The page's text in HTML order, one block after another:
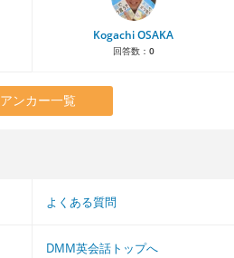
Kogachi OSAKA
回答数： 0
アンカー一覧
よくある質問
DMM英会話トップへ